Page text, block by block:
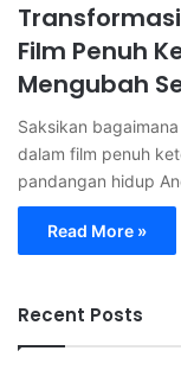
Film Penuh
Mengubah
Saksikan
dalam film penuh
pandangan hidup
Read More »
Recent Posts